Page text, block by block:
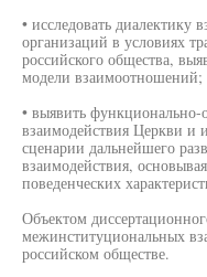
• исследовать диалектику
организаций в условиях
российского общества,
модели взаимоотношений;
• выявить
взаимодействия Церкви и
сценарии дальнейшего
взаимодействия,
поведенческих
Объектом
межинституциональных
российском обществе.